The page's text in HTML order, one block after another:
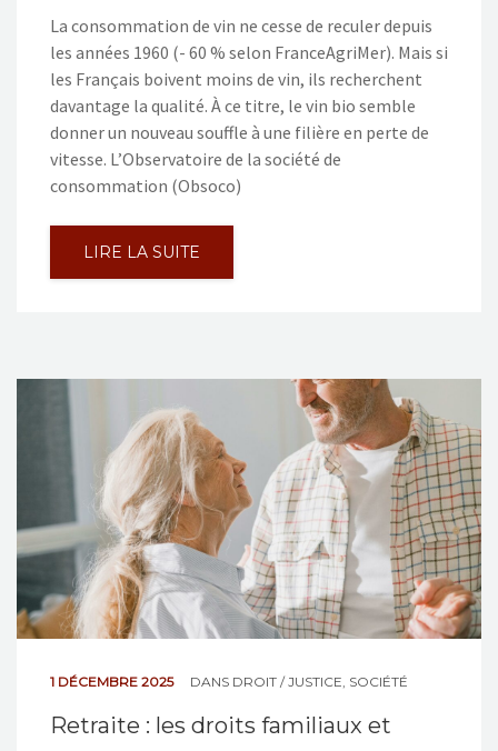
La consommation de vin ne cesse de reculer depuis
les années 1960 (- 60 % selon FranceAgriMer). Mais si
les Français boivent moins de vin, ils recherchent
davantage la qualité. À ce titre, le vin bio semble
donner un nouveau souffle à une filière en perte de
vitesse. L’Observatoire de la société de
consommation (Obsoco)
LIRE LA SUITE
1 DÉCEMBRE 2025 DANS DROIT / JUSTICE, SOCIÉTÉ
Retraite : les droits familiaux et